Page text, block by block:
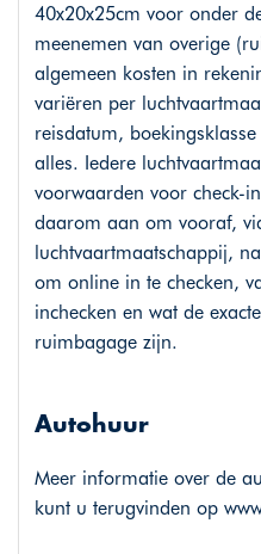
40x20x25cm voor onder
meenemen van overige
algemeen kosten in
variëren per
reisdatum,
alles. Iedere
voorwaarden voor check-
daarom aan om vooraf,
luchtvaartmaatschappij,
om online in te checken,
inchecken en wat de
ruimbagage zijn.
Autohuur
Meer informatie over de
kunt u terugvinden op